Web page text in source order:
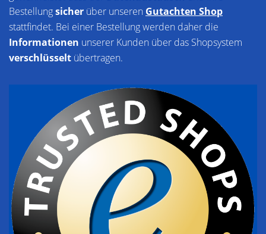
Bestellungsicher über unseren Gutachten Shop
stattfindet. Bei einer Bestellung werden daher die
Informationen unserer Kunden über das Shopsystem
verschlüsselt übertragen.